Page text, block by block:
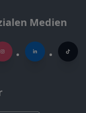
Medien